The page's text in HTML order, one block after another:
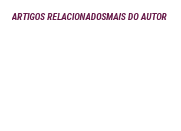
ARTIGOS RELACIONADOSMAIS DO AUTOR